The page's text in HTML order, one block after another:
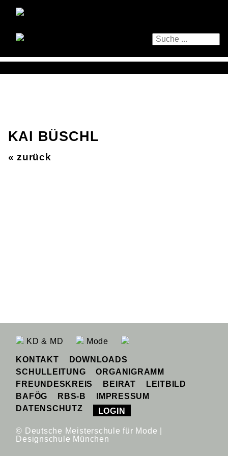
KAI BÜSCHL
« zurück
KD & MD Mode
KONTAKT
DOWNLOADS
SCHULLEITUNG
ORGANIGRAMM
FREUNDESKREIS
BEIRAT
LEITBILD
BAFÖG
RBS-B
IMPRESSUM
DATENSCHUTZ
LOGIN
© Deutsche Meisterschule für Mode |
Designschule München